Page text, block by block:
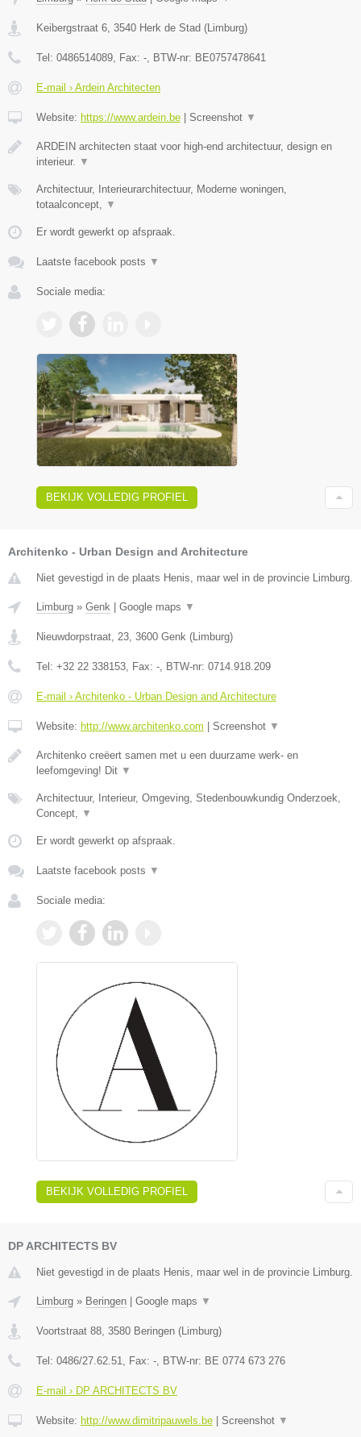
Keibergstraat 6, 3540 Herk de Stad (Limburg)
Tel: 0486514089, Fax: -, BTW-nr: BE0757478641
E-mail › Ardein Architecten
Website: https://www.ardein.be Screenshot ▼
ARDEIN architecten staat voor high-end architectuur, design en
interieur. ▼
Architectuur, Interieurarchitectuur, Moderne woningen,
totaalconcept, ▼
Er wordt gewerkt op afspraak.
Laatste facebook posts ▼
Sociale media:
BEKIJK VOLLEDIG PROFIEL
Architenko - Urban Design and Architecture
Niet gevestigd in de plaats Henis, maar wel in de provincie Limburg.
Limburg » Genk Google maps ▼
Nieuwdorpstraat, 23, 3600 Genk (Limburg)
Tel: +32 22 338153, Fax: -, BTW-nr: 0714.918.209
E-mail › Architenko - Urban Design and Architecture
Website: http://www.architenko.com Screenshot ▼
Architenko creëert samen met u een duurzame werk- en
leefomgeving! Dit ▼
Architectuur, Interieur, Omgeving, Stedenbouwkundig Onderzoek,
Concept, ▼
Er wordt gewerkt op afspraak.
Laatste facebook posts ▼
Sociale media:
BEKIJK VOLLEDIG PROFIEL
DP ARCHITECTS BV
Niet gevestigd in de plaats Henis, maar wel in de provincie Limburg.
Limburg » Beringen Google maps ▼
Voortstraat 88, 3580 Beringen (Limburg)
Tel: 0486/27.62.51, Fax: -, BTW-nr: BE 0774 673 276
E-mail › DP ARCHITECTS BV
Website: http://www.dimitripauwels.be Screenshot ▼